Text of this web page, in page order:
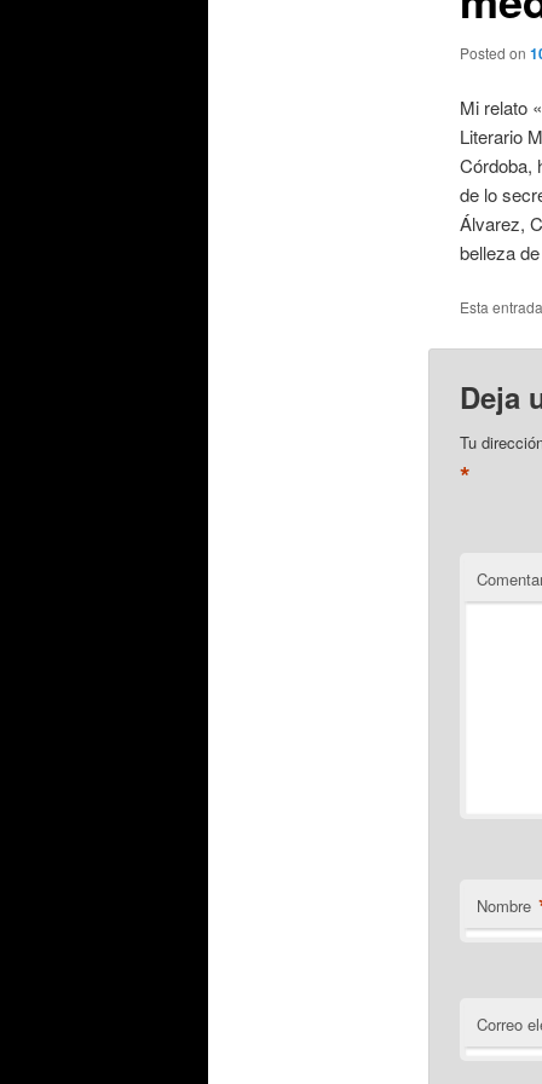
Posted on
Mi relato
Literario
Córdoba,
de lo
Álvarez,
belleza
Esta
Deja
Tu
*
Nombre
Correo